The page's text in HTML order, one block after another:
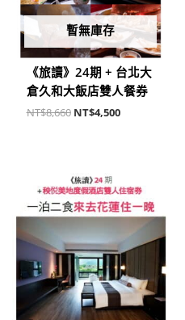
暫無庫存
《旅讀》24期 + 台北大
倉久和大飯店雙人餐券
NT$8,660 NT$4,500
原
始
價
格：
NT$18,000。
前
價
格：
NT$8,990。